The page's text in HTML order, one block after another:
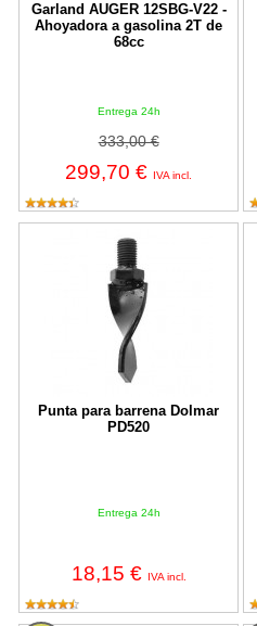
Garland AUGER 12SBG-V22 -
Ahoyadora a gasolina 2T de
68cc
Entrega 24h
333,00 €
299,70 € IVA incl.
Punta para barrena Dolmar
PD520
Entrega 24h
18,15 € IVA incl.
Punta para barrena Dolmar PD520